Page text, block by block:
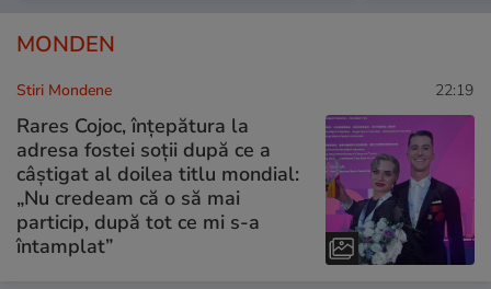
MONDEN
Stiri Mondene 22:19
Rares Cojoc, înțepătura la
adresa fostei soții după ce a
câștigat al doilea titlu mondial:
„Nu credeam că o să mai
particip, după tot ce mi s-a
întamplat”